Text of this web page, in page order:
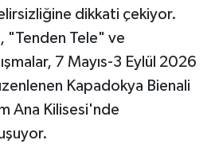
dikkati çekiyor.
"Tenden Tele" ve
7 Mayıs-3 Eylül 2026
Kapadokya Bienali
Ana Kilisesi'nde